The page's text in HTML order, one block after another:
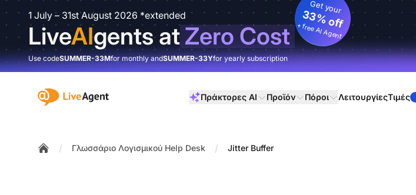
1 July – 31st August 2026 *extended
LiveAIgents atZero Cost
Get your
33% off
+ free AI Agent
Use codeSUMMER-33Mfor monthly andSUMMER-33Yfor yearly subscription
:site.title Πράκτορες AI Προϊόν Πόροι ΛειτουργίεςΤιμές
/ Γλωσσάριο Λογισμικού Help Desk / Jitter Buffer